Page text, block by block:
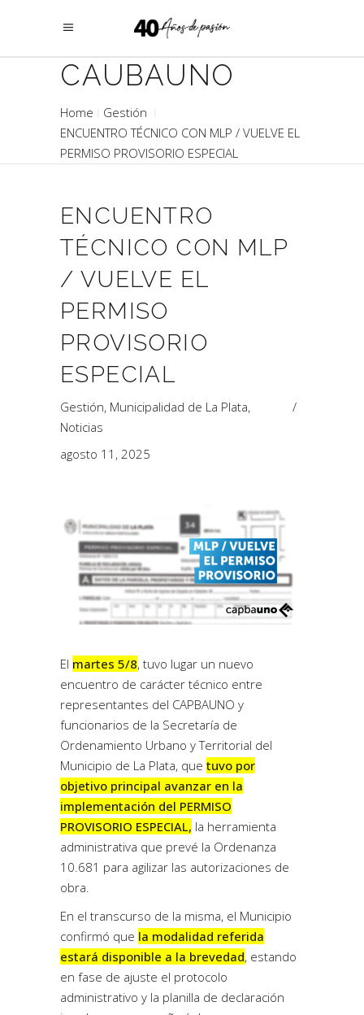
CAUBAUNO
Home
Gestión
ENCUENTRO TÉCNICO CON MLP / VUELVE EL
PERMISO PROVISORIO ESPECIAL
ENCUENTRO
TÉCNICO CON MLP
/ VUELVE EL
PERMISO
PROVISORIO
ESPECIAL
Gestión, Municipalidad de La Plata,
Noticias
agosto 11, 2025
El martes 5/8, tuvo lugar un nuevo
encuentro de carácter técnico entre
representantes del CAPBAUNO y
funcionarios de la Secretaría de
Ordenamiento Urbano y Territorial del
Municipio de La Plata, que tuvo por
objetivo principal avanzar en la
implementación del PERMISO
PROVISORIO ESPECIAL, la herramienta
administrativa que prevé la Ordenanza
10.681 para agilizar las autorizaciones de
obra.
En el transcurso de la misma, el Municipio
confirmó que la modalidad referida
estará disponible a la brevedad, estando
en fase de ajuste el protocolo
administrativo y la planilla de declaración